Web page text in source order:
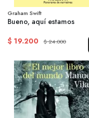
Graham Swift
Bueno, aquí estamos
$ 19.200
$ 24.000